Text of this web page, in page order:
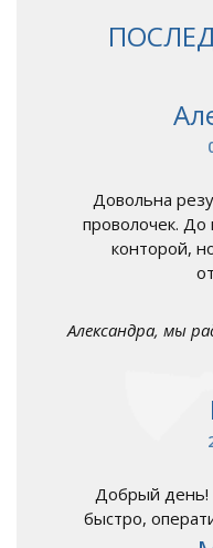
Довольна
проволочек. До
конторой,
Александра, мы
Добрый день!
быстро,